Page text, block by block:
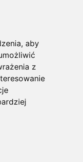
aby
z
75 ml
zł